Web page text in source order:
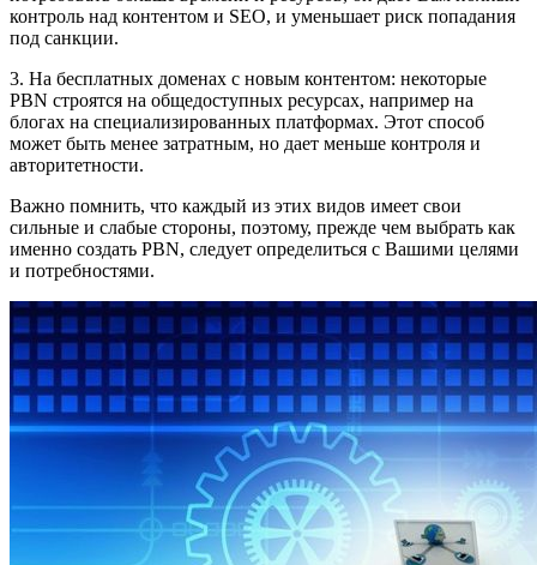
контроль над контентом и SEO, и уменьшает риск попадания
под санкции.
3. На бесплатных доменах с новым контентом: некоторые
PBN строятся на общедоступных ресурсах, например на
блогах на специализированных платформах. Этот способ
может быть менее затратным, но дает меньше контроля и
авторитетности.
Важно помнить, что каждый из этих видов имеет свои
сильные и слабые стороны, поэтому, прежде чем выбрать как
именно создать PBN, следует определиться с Вашими целями
и потребностями.